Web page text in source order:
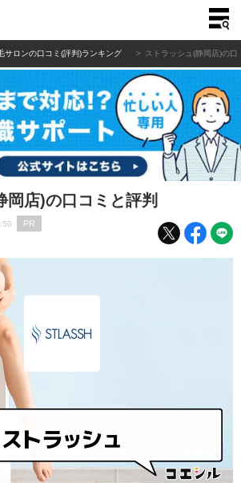
サロンの口コミ(評判)ランキング ストラッシュ(静岡店)の口
岡店)の口コミと評判
PR